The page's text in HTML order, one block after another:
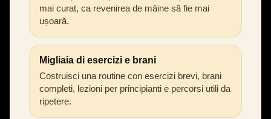
mai curat, ca revenirea de mâine să fie mai
ușoară.
Migliaia di esercizi e brani
Costruisci una routine con esercizi brevi, brani
completi, lezioni per principianti e percorsi utili da
ripetere.